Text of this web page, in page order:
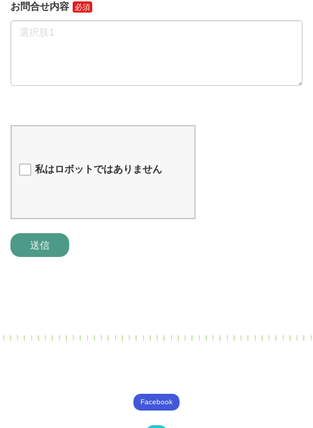
お問合せ内容
私はロボットではありません
送信
Facebook